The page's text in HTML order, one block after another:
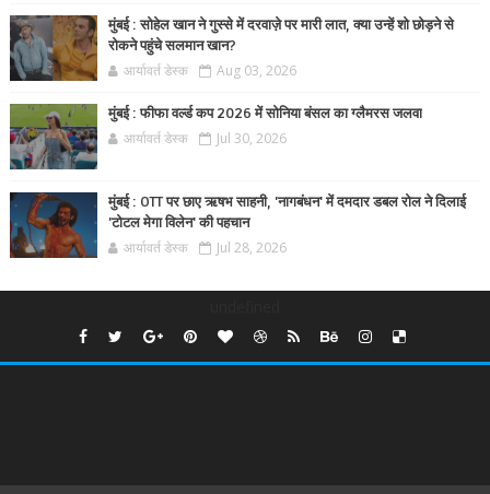
मुंबई : सोहेल खान ने गुस्से में दरवाज़े पर मारी लात, क्या उन्हें शो छोड़ने से
रोकने पहुंचे सलमान खान?
आर्यावर्त डेस्क Aug 03, 2026
मुंबई : फीफा वर्ल्ड कप 2026 में सोनिया बंसल का ग्लैमरस जलवा
आर्यावर्त डेस्क Jul 30, 2026
मुंबई : OTT पर छाए ऋषभ साहनी, 'नागबंधन' में दमदार डबल रोल ने दिलाई
'टोटल मेगा विलेन' की पहचान
आर्यावर्त डेस्क Jul 28, 2026